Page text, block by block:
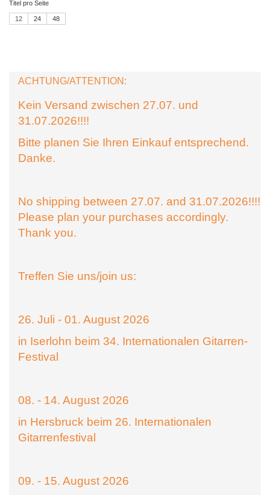
Titel pro Seite
12 24 48
ACHTUNG/ATTENTION:
Kein Versand zwischen 27.07. und
31.07.2026!!!!
Bitte planen Sie Ihren Einkauf entsprechend.
Danke.
No shipping between 27.07. and 31.07.2026!!!!
Please plan your purchases accordingly.
Thank you.
Treffen Sie uns/join us:
26. Juli - 01. August 2026
in Iserlohn beim 34. Internationalen Gitarren-
Festival
08. - 14. August 2026
in Hersbruck beim 26. Internationalen
Gitarrenfestival
09. - 15. August 2026